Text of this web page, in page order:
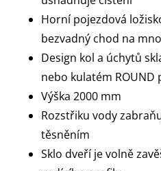
Horní pojezdová
bezvadný chod na
Design kol a úchytů
nebo kulatém ROUND
Výška 2000 mm
Rozstřiku vody
těsněním
Sklo dveří je volně